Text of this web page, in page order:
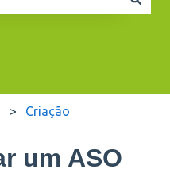
Criação
um ASO